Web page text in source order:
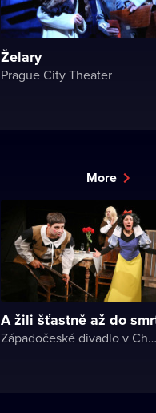
Želary
Prague City Theater
More
A žili šťastně až do
Západočeské divadlo v Chebu